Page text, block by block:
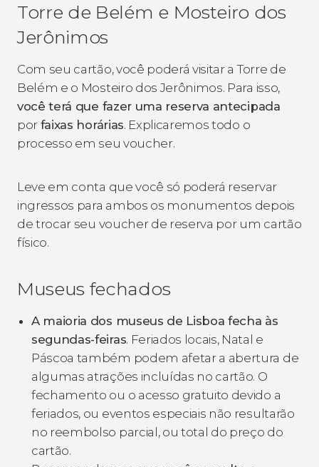
Torre de Belém e Mosteiro dos
Jerônimos
Com seu cartão, você poderá visitar a Torre de
Belém e o Mosteiro dos Jerônimos. Para isso,
você terá que fazer uma reserva antecipada
por faixas horárias. Explicaremos todo o
processo em seu voucher.
Leve em conta que você só poderá reservar
ingressos para ambos os monumentos depois
de trocar seu voucher de reserva por um cartão
físico.
Museus fechados
A maioria dos museus de Lisboa fecha às
segundas-feiras. Feriados locais, Natal e
Páscoa também podem afetar a abertura de
algumas atrações incluídas no cartão. O
fechamento ou o acesso gratuito devido a
feriados, ou eventos especiais não resultarão
no reembolso parcial, ou total do preço do
cartão.